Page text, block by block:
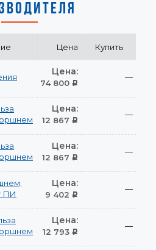
Цена Купить
Цена:
74 800 Р
—
Цена:
12 867 Р
—
Цена:
12 867 Р
—
ПИ
Цена:
9 402 Р
—
Цена:
12 793 Р
—